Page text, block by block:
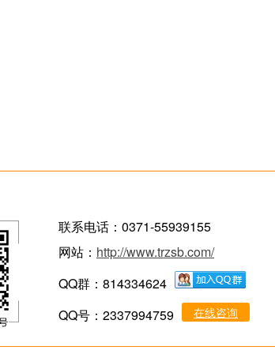
联系电话：0371-55939155
网站： http://www.trzsb.com/
QQ群：814334624
QQ号：2337994759
在线咨询